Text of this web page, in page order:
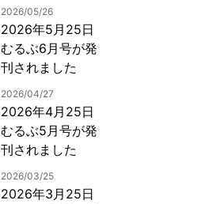
2026/05/26
2026年5月25日
むるぶ6月号が発
刊されました
2026/04/27
2026年4月25日
むるぶ5月号が発
刊されました
2026/03/25
2026年3月25日